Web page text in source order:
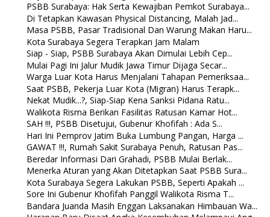
PSBB Surabaya: Hak Serta Kewajiban Pemkot Surabaya...
Di Tetapkan Kawasan Physical Distancing, Malah Jad...
Masa PSBB, Pasar Tradisional Dan Warung Makan Haru...
Kota Surabaya Segera Terapkan Jam Malam
Siap - Siap, PSBB Surabaya Akan Dimulai Lebih Cep...
Mulai Pagi Ini Jalur Mudik Jawa Timur Dijaga Secar...
Warga Luar Kota Harus Menjalani Tahapan Pemeriksaa...
Saat PSBB, Pekerja Luar Kota (Migran) Harus Terapk...
Nekat Mudik...?, Siap-Siap Kena Sanksi Pidana Ratu...
Walikota Risma Berikan Fasilitas Ratusan Kamar Hot...
SAH !!!, PSBB Disetujui, Gubenur Khofifah : Ada S...
Hari Ini Pemprov Jatim Buka Lumbung Pangan, Harga ...
GAWAT !!!, Rumah Sakit Surabaya Penuh, Ratusan Pas...
Beredar Informasi Dari Grahadi, PSBB Mulai Berlak...
Menerka Aturan yang Akan Ditetapkan Saat PSBB Sura...
Kota Surabaya Segera Lakukan PSBB, Seperti Apakah ...
Sore Ini Gubenur Khofifah Panggil Walikota Risma T...
Bandara Juanda Masih Enggan Laksanakan Himbauan Wa...